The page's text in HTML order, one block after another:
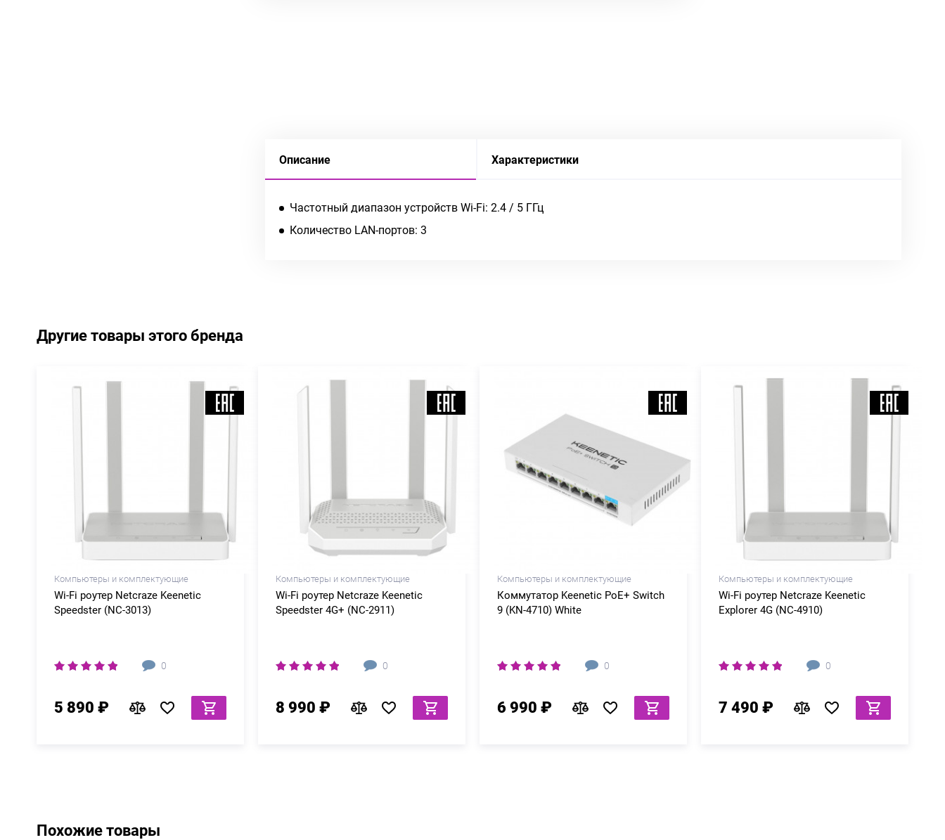
Описание Характеристики
Частотный диапазон устройств Wi-Fi: 2.4 / 5 ГГц
Количество LAN-портов: 3
Другие товары этого бренда
Компьютеры и комплектующие
Wi-Fi роутер Netcraze Keenetic
Speedster (NC-3013)
0
5 890 ₽
Компьютеры и комплектующие
Wi-Fi роутер Netcraze Keenetic
Speedster 4G+ (NC-2911)
0
8 990 ₽
Компьютеры и комплектующие
Коммутатор Keenetic PoE+ Switch
9 (KN-4710) White
0
6 990 ₽
Компьютеры и комплектующие
Wi-Fi роутер Netcraze Keenetic
Explorer 4G (NC-4910)
0
7 490 ₽
Похожие товары